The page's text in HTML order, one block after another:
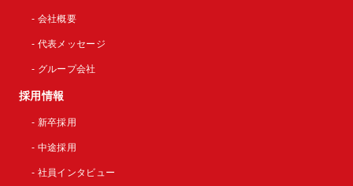
- 会社概要
- 代表メッセージ
- グループ会社
採用情報
- 新卒採用
- 中途採用
- 社員インタビュー